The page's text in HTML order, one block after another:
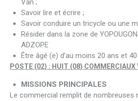
Van ;
Savoir lire et écrire ;
Savoir conduire un tricycle ou une
Résider dans la zone de
ADZOPE
Être âgé (e) d’au moins 20 ans et
POSTE (02) : HUIT (08) COMMERCIAUX
MISSIONS PRINCIPALES
Le commercial remplit de nombreuses